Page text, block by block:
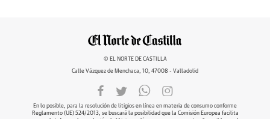
© EL NORTE DE CASTILLA
Calle Vázquez de Menchaca, 10, 47008 - Valladolid
En lo posible, para la resolución de litigios en línea en materia de consumo conforme
Reglamento (UE) 524/2013, se buscará la posibilidad que la Comisión Europea facilita